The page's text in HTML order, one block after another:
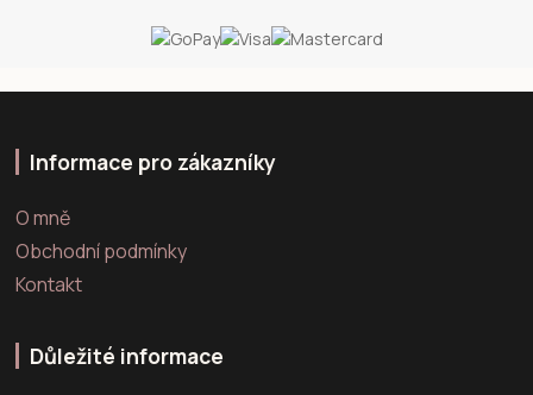
Informace pro zákazníky
O mně
Obchodní podmínky
Kontakt
Důležité informace